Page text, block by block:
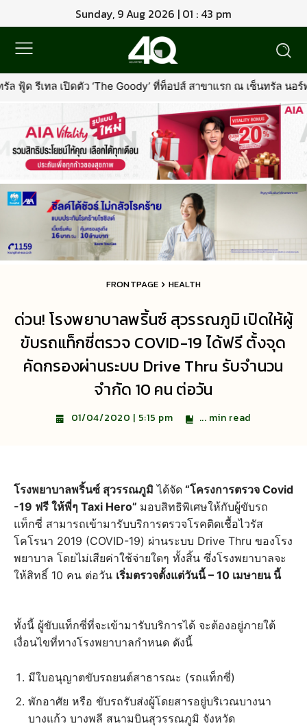
Sunday, 9 Aug 2026 | 01 : 43 pm
Goody’ ที่ท็อปส์ สาขาแรก ณ เซ็นทรัล นอร์ทวิลล์พร้อมรุกตลาด
FRONTPAGE HEALTH
ด่วน! โรงพยาบาลพริ้นซ์ สุวรรณภูมิ เปิดให้ผู้
ขับรถแท็กซี่ตรวจ COVID-19 ได้ฟรี ตั้งจุด
คัดกรองผ่านระบบ Drive Thru รับจำนวน
จำกัด 10 คน ต่อวัน
01/04/2020 | 5:15 pm ... min read
โรงพยาบาลพริ้นซ์ สุวรรณภูมิ ได้จัด “โครงการตรวจ Covid
-19 ฟรี ให้พี่ๆ Taxi Hero” มอบสิทธิพิเศษให้กับผู้ขับรถ
แท็กซี่ สามารถเข้ามารับบริการตรวจโรคติดเชื้อไวรัส
โคโรนา 2019 (COVID-19) ผ่านระบบ Drive Thru ของโรง
พยาบาล โดยไม่เสียค่าใช้จ่ายใดๆ ทั้งสิ้น ซึ่งโรงพยาบาลจะ
ให้สิทธิ์ 10 คน ต่อวัน เริ่มตรวจตั้งแต่วันนี้ – 10 เมษายน นี้
ทั้งนี้ ผู้ขับแท็กซี่ที่จะเข้ามารับบริการได้ จะต้องอยู่ภายใต้
เงื่อนไขที่ทางโรงพยาบาลกำหนด ดังนี้
มีใบอนุญาตขับรถยนต์สาธารณะ (รถแท็กซี่)
พักอาศัย หรือ ขับรถรับส่งผู้โดยสารอยู่บริเวณบางนา
บางแก้ว บางพลี สนามบินสุวรรณภูมิ จังหวัด